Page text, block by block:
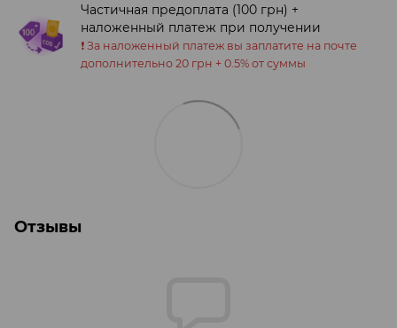
Частичная предоплата (100 грн) +
наложенный платеж при получении
❗️ За наложенный платеж вы заплатите на почте
дополнительно 20 грн + 0.5% от суммы
Отзывы